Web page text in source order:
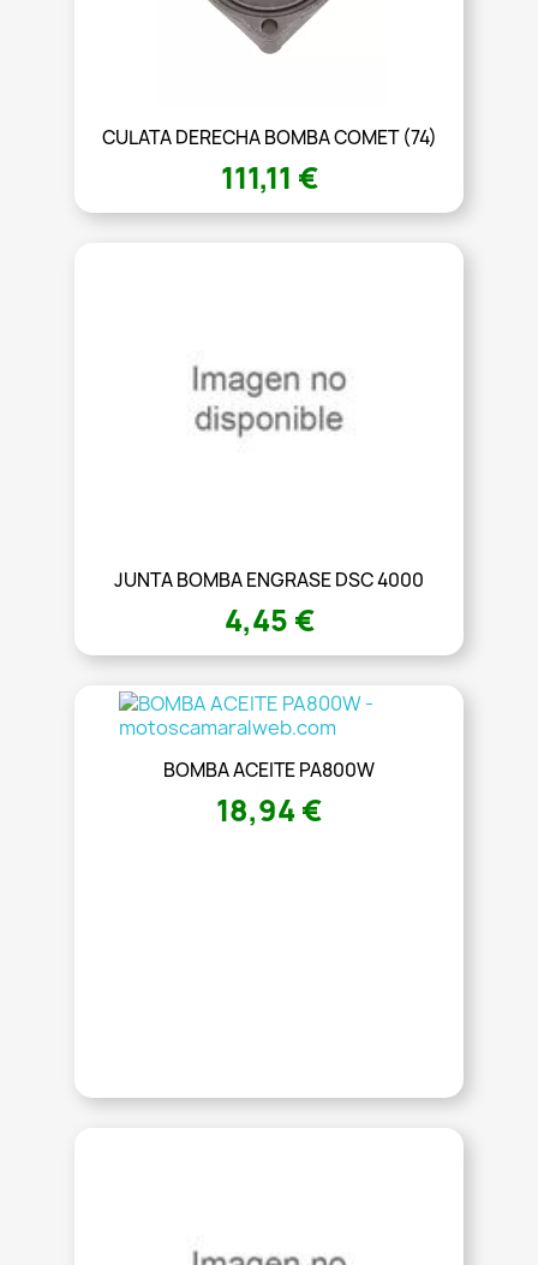
CULATA DERECHA BOMBA COMET (74)
111,11 €
JUNTA BOMBA ENGRASE DSC 4000
4,45 €
BOMBA ACEITE PA800W
18,94 €